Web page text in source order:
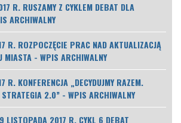
R. RUSZAMY Z CYKLEM DEBAT DLA
ARCHIWALNY
R. ROZPOCZĘCIE PRAC NAD AKTUALIZACJĄ
MIASTA - WPIS ARCHIWALNY
R. KONFERENCJA „DECYDUJMY RAZEM.
2.0” - WPIS ARCHIWALNY
LISTOPADA 2017 R. CYKL 6 DEBAT